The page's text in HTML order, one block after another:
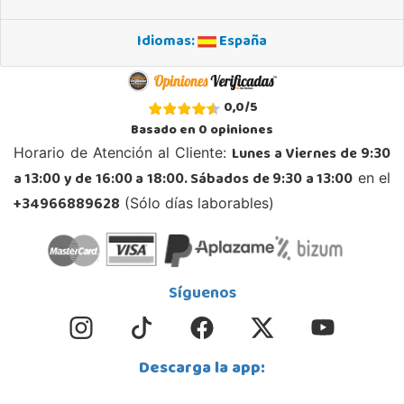
STOCK DISPONIBLE
Juguetilandia Andújar
Avda. Roma S/N
23740, Andújar
953 505 004
Localizar Tienda
Juguetilandia Armilla
Carretera Armilla 29, Urb. Porcegram, 2
Idiomas:
España
0,0/5
Basado en0opiniones
Horario de Atención al Cliente: Lunes a Viernes de 9:30
a 13:00 y de 16:00 a 18:00. Sábados de 9:30 a 13:00 en el
+34966889628 (Sólo días laborables)
Síguenos
Descarga la app: